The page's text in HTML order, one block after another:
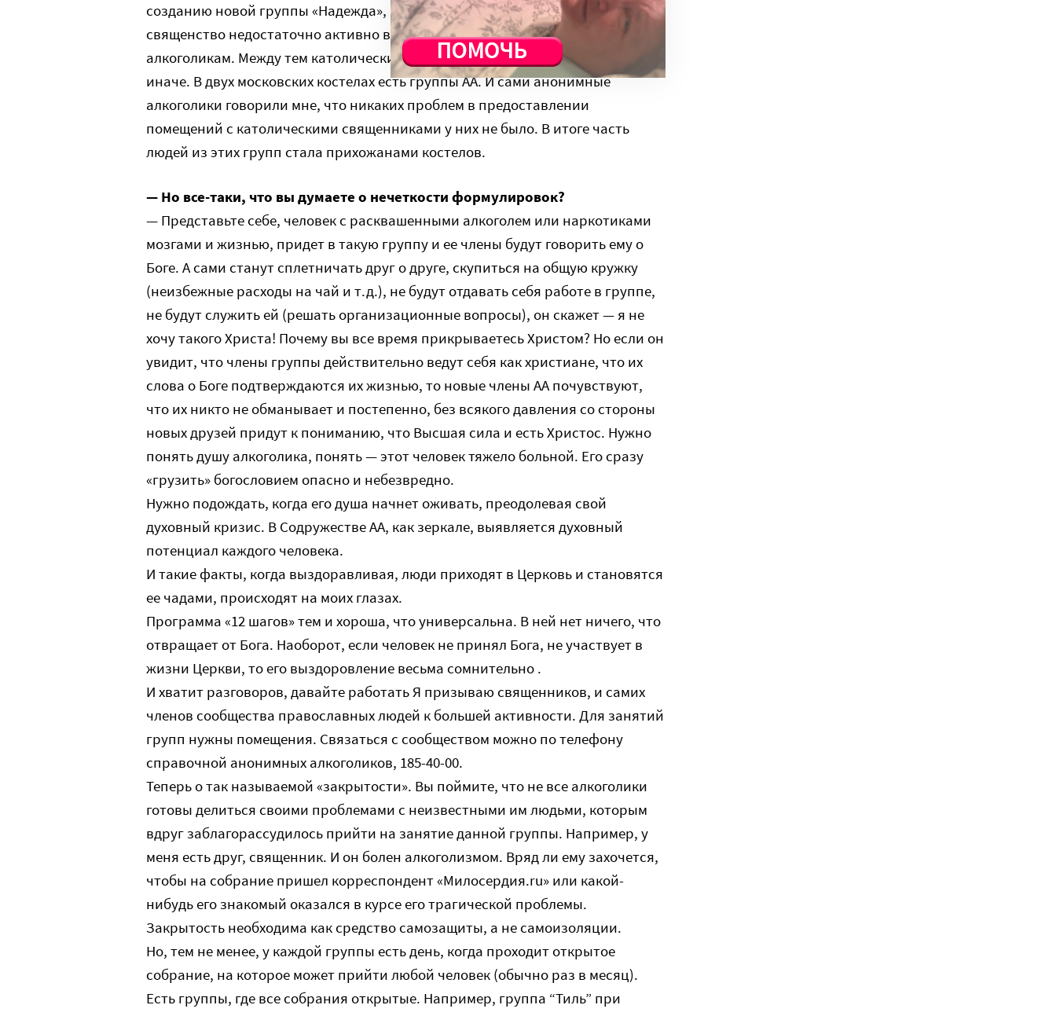
созданию новой группы «Надежда», выразил сожаление, что наше
священство недостаточно активно в помощи наркозависимым и
алкоголикам. Между тем католические священники в России ведут себя
иначе. В двух московских костелах есть группы АА. И сами анонимные
алкоголики говорили мне, что никаких проблем в предоставлении
помещений с католическими священниками у них не было. В итоге часть
людей из этих групп стала прихожанами костелов.
— Но все-таки, что вы думаете о нечеткости формулировок?
— Представьте себе, человек с расквашенными алкоголем или наркотиками
мозгами и жизнью, придет в такую группу и ее члены будут говорить ему о
Боге. А сами станут сплетничать друг о друге, скупиться на общую кружку
(неизбежные расходы на чай и т.д.), не будут отдавать себя работе в группе,
не будут служить ей (решать организационные вопросы), он скажет — я не
хочу такого Христа! Почему вы все время прикрываетесь Христом? Но если он
увидит, что члены группы действительно ведут себя как христиане, что их
слова о Боге подтверждаются их жизнью, то новые члены АА почувствуют,
что их никто не обманывает и постепенно, без всякого давления со стороны
новых друзей придут к пониманию, что Высшая сила и есть Христос. Нужно
понять душу алкоголика, понять — этот человек тяжело больной. Его сразу
«грузить» богословием опасно и небезвредно.
Нужно подождать, когда его душа начнет оживать, преодолевая свой
духовный кризис. В Содружестве АА, как зеркале, выявляется духовный
потенциал каждого человека.
И такие факты, когда выздоравливая, люди приходят в Церковь и становятся
ее чадами, происходят на моих глазах.
Программа «12 шагов» тем и хороша, что универсальна. В ней нет ничего, что
отвращает от Бога. Наоборот, если человек не принял Бога, не участвует в
жизни Церкви, то его выздоровление весьма сомнительно .
И хватит разговоров, давайте работать Я призываю священников, и самих
членов сообщества православных людей к большей активности. Для занятий
групп нужны помещения. Связаться с сообществом можно по телефону
справочной анонимных алкоголиков, 185-40-00.
Теперь о так называемой «закрытости». Вы поймите, что не все алкоголики
готовы делиться своими проблемами с неизвестными им людьми, которым
вдруг заблагорассудилось прийти на занятие данной группы. Например, у
меня есть друг, священник. И он болен алкоголизмом. Вряд ли ему захочется,
чтобы на собрание пришел корреспондент «Милосердия.ru» или какой-
нибудь его знакомый оказался в курсе его трагической проблемы.
Закрытость необходима как средство самозащиты, а не самоизоляции.
Но, тем не менее, у каждой группы есть день, когда проходит открытое
собрание, на которое может прийти любой человек (обычно раз в месяц).
Есть группы, где все собрания открытые. Например, группа “Тиль” при